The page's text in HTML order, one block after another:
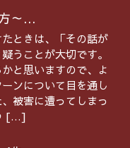
～...
ときは、「その話が
うことが大切です。
と思いますので、よ
ンについて目を通し
被害に遭ってしまっ
[…]